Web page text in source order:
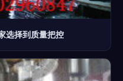
选择到质量把控